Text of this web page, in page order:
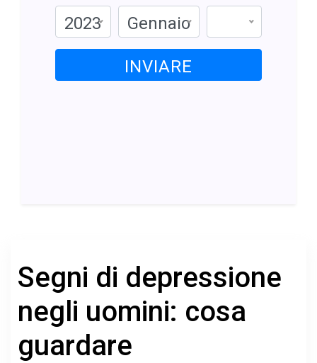
2023 Gennaio
INVIARE
Segni di depressione
negli uomini: cosa
guardare